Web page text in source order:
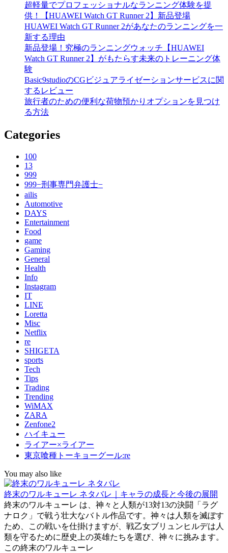
超軽量でプロフェッショナルなランニング体験を提
供！【HUAWEI Watch GT Runner 2】新品登場
HUAWEI Watch GT Runner 2があなたのランニングを一
新する理由
新品登場！究極のランニングウォッチ【HUAWEI
Watch GT Runner 2】がもたらす未来のトレーニング体
験
Basic9studioのCGビジュアライゼーションサービスに関
するレビュー
旅行者のための便利な荷物預かりオプションを見つけ
る方法
Categories
100
13
999
999−刑事専門弁護士−
ailis
Automotive
DAYS
Entertainment
Food
game
Gaming
General
Health
Info
Instagram
IT
LINE
Loretta
Misc
Netflix
re
SHIGETA
sports
Tech
Tips
Trading
Trending
WiMAX
ZARA
Zenfone2
ハイキュー
ライアー×ライアー
東京喰種トーキョーグール:re
You may also like
終末のワルキューレ ネタバレ｜キャラの成長と今後の展開
終末のワルキューレ は、神々と人類が13対13の決闘「ラグ
ナロク」で戦う壮大なバトル作品です。神々は人類を滅ぼす
ため、この戦いを仕掛けますが、戦乙女ブリュンヒルデは人
類を守るために歴史上の英雄たちを選び、神々に挑みます。
この終末のワルキューレ